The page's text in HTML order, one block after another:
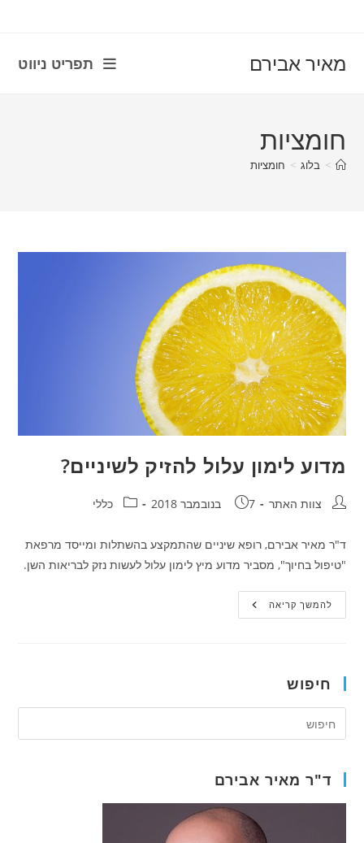
מאיר אבירם תפריט ניווט
חומציות
> בלוג > חומציות
מדוע לימון עלול להזיק לשיניים?
מחבר:צוות האתר פורסם:
7 בנובמבר 2018 קטגוריה:כללי
ד"ר מאיר אבירם, רופא שיניים שהתמקצע בהשתלות ומייסד מרפאת
"טיפול בחיוך", מסביר מדוע מיץ לימון עלול לעשות נזק לבריאות השן.
להמשך קריאהמדוע
לימון
חיפוש
ד"ר מאיר אבירם